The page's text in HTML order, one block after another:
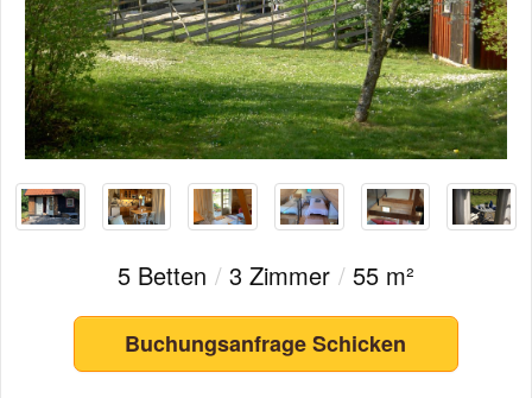
5 Betten /3 Zimmer /55 m²
Buchungsanfrage Schicken